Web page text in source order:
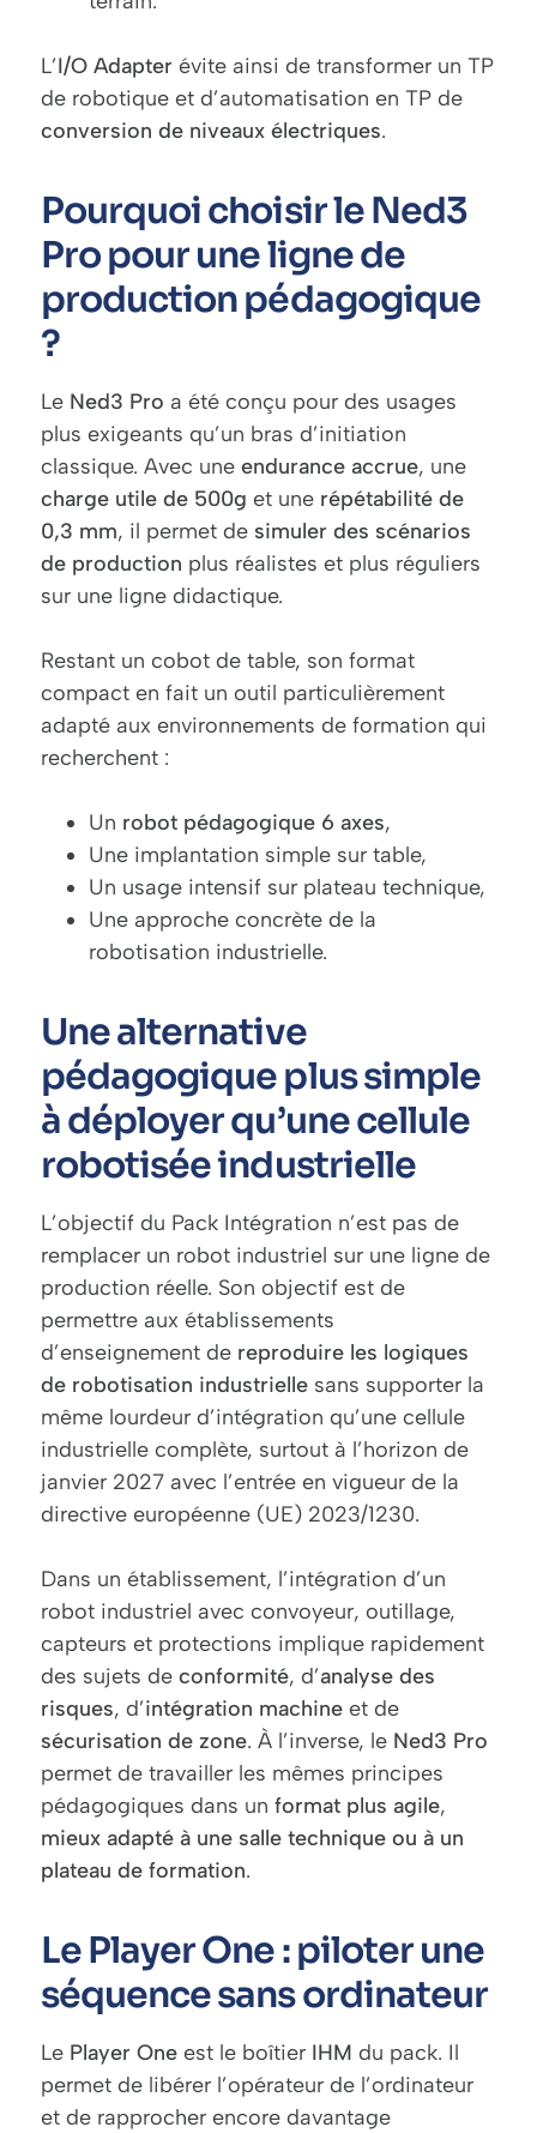
L’I/O Adapter évite ainsi de transformer un TP
de robotique et d’automatisation en TP de
conversion de niveaux électriques.
Pourquoi choisir le Ned3
Pro pour une ligne de
production pédagogique
?
Le Ned3 Pro a été conçu pour des usages
plus exigeants qu’un bras d’initiation
classique. Avec une endurance accrue, une
charge utile de 500g et une répétabilité de
0,3 mm, il permet de simuler des scénarios
de production plus réalistes et plus réguliers
sur une ligne didactique.
Restant un cobot de table, son format
compact en fait un outil particulièrement
adapté aux environnements de formation qui
recherchent :
Un robot pédagogique 6 axes,
Une implantation simple sur table,
Un usage intensif sur plateau technique,
Une approche concrète de la
robotisation industrielle.
Une alternative
pédagogique plus simple
à déployer qu’une cellule
robotisée industrielle
L’objectif du Pack Intégration n’est pas de
remplacer un robot industriel sur une ligne de
production réelle. Son objectif est de
permettre aux établissements
d’enseignement de reproduire les logiques
de robotisation industrielle sans supporter la
même lourdeur d’intégration qu’une cellule
industrielle complète, surtout à l’horizon de
janvier 2027 avec l’entrée en vigueur de la
directive européenne (UE) 2023/1230.
Dans un établissement, l’intégration d’un
robot industriel avec convoyeur, outillage,
capteurs et protections implique rapidement
des sujets de conformité, d’analyse des
risques, d’intégration machine et de
sécurisation de zone. À l’inverse, le Ned3 Pro
permet de travailler les mêmes principes
pédagogiques dans un format plus agile,
mieux adapté à une salle technique ou à un
plateau de formation.
Le Player One : piloter une
séquence sans ordinateur
Le Player One est le boîtier IHM du pack. Il
permet de libérer l’opérateur de l’ordinateur
et de rapprocher encore davantage